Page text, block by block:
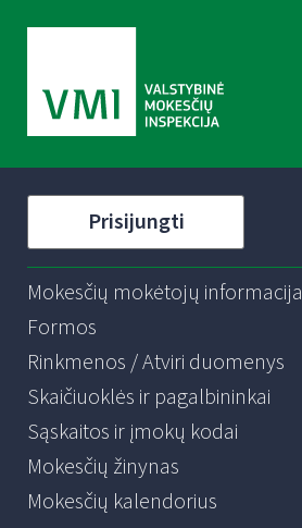
Prisijungti
Mokesčių mokėtojų informacija
Formos
Rinkmenos / Atviri duomenys
Skaičiuoklės ir pagalbininkai
Sąskaitos ir įmokų kodai
Mokesčių žinynas
Mokesčių kalendorius